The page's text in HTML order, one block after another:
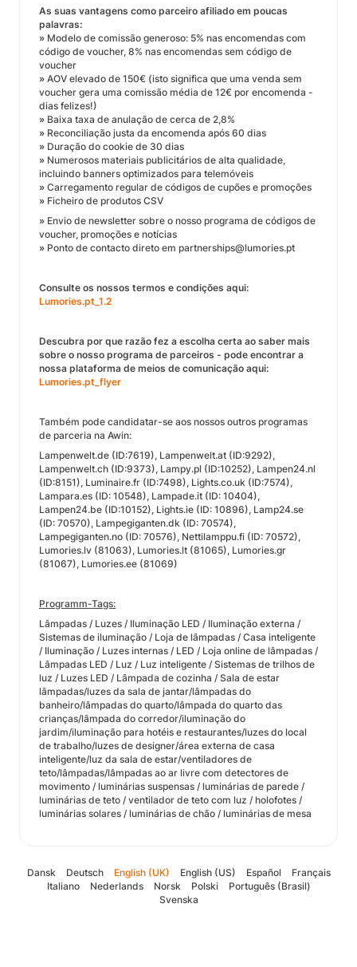
As suas vantagens como parceiro afiliado em poucas
palavras:
» Modelo de comissão generoso: 5% nas encomendas com
código de voucher, 8% nas encomendas sem código de
voucher
» AOV elevado de 150€ (isto significa que uma venda sem
voucher gera uma comissão média de 12€ por encomenda -
dias felizes!)
» Baixa taxa de anulação de cerca de 2,8%
» Reconciliação justa da encomenda após 60 dias
» Duração do cookie de 30 dias
» Numerosos materiais publicitários de alta qualidade,
incluindo banners optimizados para telemóveis
» Carregamento regular de códigos de cupões e promoções
» Ficheiro de produtos CSV
» Envio de newsletter sobre o nosso programa de códigos de
voucher, promoções e notícias
» Ponto de contacto direto em partnerships@lumories.pt
Consulte os nossos termos e condições aqui:
Lumories.pt_1.2
Descubra por que razão fez a escolha certa ao saber mais
sobre o nosso programa de parceiros - pode encontrar a
nossa plataforma de meios de comunicação aqui:
Lumories.pt_flyer
Também pode candidatar-se aos nossos outros programas
de parceria na Awin:
Lampenwelt.de (ID:7619), Lampenwelt.at (ID:9292),
Lampenwelt.ch (ID:9373), Lampy.pl (ID:10252), Lampen24.nl
(ID:8151), Luminaire.fr (ID:7498), Lights.co.uk (ID:7574),
Lampara.es (ID: 10548), Lampade.it (ID: 10404),
Lampen24.be (ID:10152), Lights.ie (ID: 10896), Lamp24.se
(ID: 70570), Lampegiganten.dk (ID: 70574),
Lampegiganten.no (ID: 70576), Nettilamppu.fi (ID: 70572),
Lumories.lv (81063), Lumories.lt (81065), Lumories.gr
(81067), Lumories.ee (81069)
Programm-Tags:
Lâmpadas / Luzes / Iluminação LED / Iluminação externa /
Sistemas de iluminação / Loja de lâmpadas / Casa inteligente
/ Iluminação / Luzes internas / LED / Loja online de lâmpadas /
Lâmpadas LED / Luz / Luz inteligente / Sistemas de trilhos de
luz / Luzes LED / Lâmpada de cozinha / Sala de estar
lâmpadas/luzes da sala de jantar/lâmpadas do
banheiro/lâmpadas do quarto/lâmpada do quarto das
crianças/lâmpada do corredor/iluminação do
jardim/iluminação para hotéis e restaurantes/luzes do local
de trabalho/luzes de designer/área externa de casa
inteligente/luz da sala de estar/ventiladores de
teto/lâmpadas/lâmpadas ao ar livre com detectores de
movimento / luminárias suspensas / luminárias de parede /
luminárias de teto / ventilador de teto com luz / holofotes /
luminárias solares / luminárias de chão / luminárias de mesa
Dansk Deutsch English (UK) English (US) Español
Français
Italiano
Nederlands Norsk Polski
Português (Brasil)
Svenska